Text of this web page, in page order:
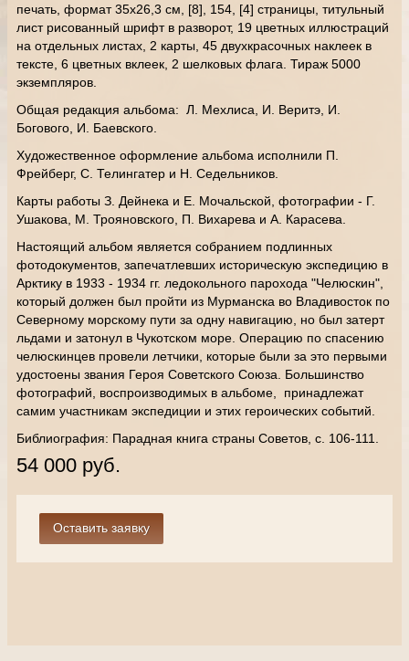
печать, формат 35х26,3 см, [8], 154, [4] страницы, титульный
лист рисованный шрифт в разворот, 19 цветных иллюстраций
на отдельных листах, 2 карты, 45 двухкрасочных наклеек в
тексте, 6 цветных вклеек, 2 шелковых флага. Тираж 5000
экземпляров.
Общая редакция альбома: Л. Мехлиса, И. Веритэ, И.
Богового, И. Баевского.
Художественное оформление альбома исполнили П.
Фрейберг, С. Телингатер и Н. Седельников.
Карты работы З. Дейнека и Е. Мочальской, фотографии - Г.
Ушакова, М. Трояновского, П. Вихарева и А. Карасева.
Настоящий альбом является собранием подлинных
фотодокументов, запечатлевших историческую экспедицию в
Арктику в 1933 - 1934 гг. ледокольного парохода "Челюскин",
который должен был пройти из Мурманска во Владивосток по
Северному морскому пути за одну навигацию, но был затерт
льдами и затонул в Чукотском море. Операцию по спасению
челюскинцев провели летчики, которые были за это первыми
удостоены звания Героя Советского Союза. Большинство
фотографий, воспроизводимых в альбоме, принадлежат
самим участникам экспедиции и этих героических событий.
Библиография: Парадная книга страны Советов, с. 106-111.
54 000 руб.